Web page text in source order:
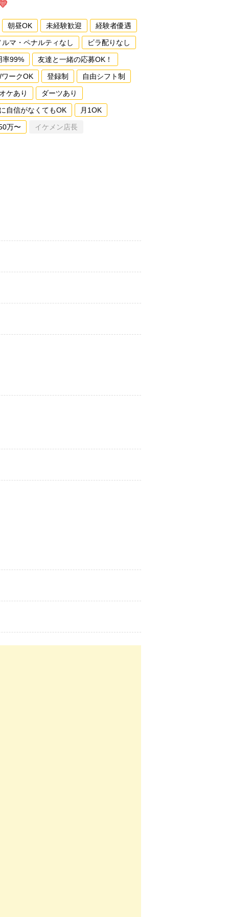
朝昼OK 未経験歓迎 経験者優遇
ルマ・ペナルティなし ビラ配りなし
率99% 友達と一緒の応募OK！
ワークOK 登録制 自由シフト制
ケあり ダーツあり
自信がなくてもOK 月1OK
万〜 イケメン店長